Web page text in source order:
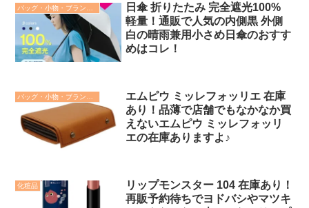
日傘 折りたたみ 完全遮光100%
軽量！通販で人気の内側黒 外側
白の晴雨兼用小さめ日傘のおすす
めはコレ！
エムピウ ミッレフォッリエ 在庫
あり！品薄で店舗でもなかなか買
えないエムピウ ミッレフォッリ
エの在庫ありますよ♪
化粧品
リップモンスター 104 在庫あり！
再販予約待ちでヨドバシやマツキ